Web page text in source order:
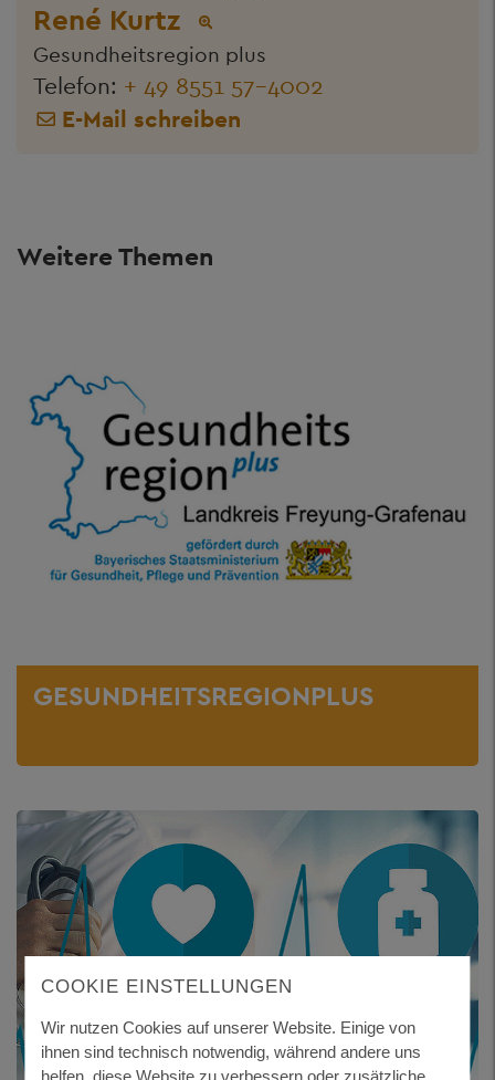
René Kurtz
Gesundheitsregion plus
Telefon: + 49 8551 57-4002
E-Mail schreiben
Weitere Themen
GESUNDHEITSREGIONPLUS
COOKIE EINSTELLUNGEN
Wir nutzen Cookies auf unserer Website. Einige von
ihnen sind technisch notwendig, während andere uns
helfen, diese Website zu verbessern oder zusätzliche